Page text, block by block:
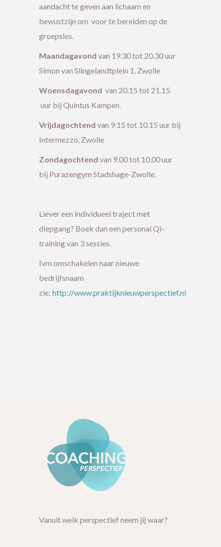
aandacht te geven aan lichaam en
bewustzijn om voor te bereiden op de
groepsles.
Maandagavond van 19.30 tot 20.30 uur
Simon van Slingelandtplein 1, Zwolle
Woensdagavond van 20.15 tot 21.15
uur bij Quintus Kampen.
Vrijdagochtend van 9.15 tot 10.15 uur bij
Intermezzo, Zwolle
Zondagochtend van 9.00 tot 10.00 uur
bij Purazengym Stadshage-Zwolle.
Liever een individueel traject met
diepgang? Boek dan een personal Qi-
training van 3 sessies.
Ivm omschakelen naar nieuwe
bedrijfsnaam
zie: http://www.praktijknieuwperspectief.nl
Vanuit welk perspectief neem jij waar?